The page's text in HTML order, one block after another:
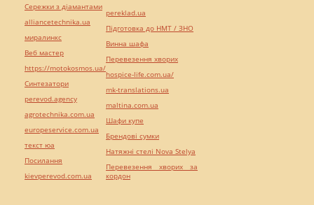
Сережки з діамантами
alliancetechnika.ua
миралинкс
Веб мастер
https://motokosmos.ua/
Синтезатори
perevod.agency
agrotechnika.com.ua
europeservice.com.ua
текст юа
Посилання
kievperevod.com.ua
pereklad.ua
Підготовка до НМТ / ЗНО
Винна шафа
Перевезення хворих
hospice-life.com.ua/
mk-translations.ua
maltina.com.ua
Шафи купе
Брендові сумки
Натяжні стелі Nova Stelya
Перевезення хворих за
кордон